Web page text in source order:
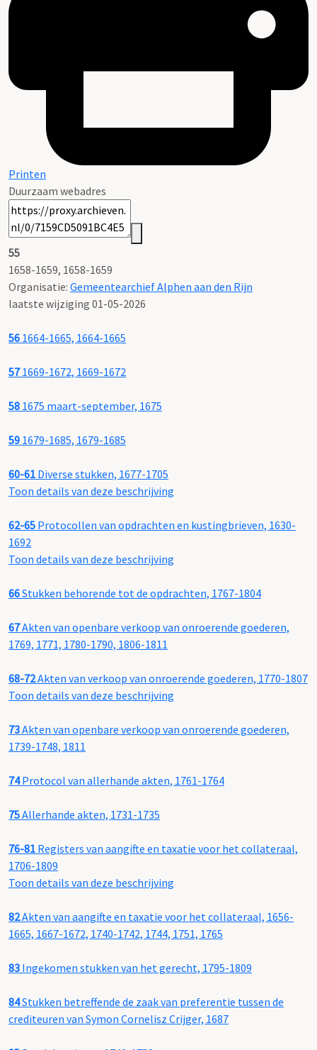
Printen
Duurzaam webadres
55
1658-1659, 1658-1659
Organisatie: Gemeentearchief Alphen aan den Rijn
laatste wijziging 01-05-2026
56 1664-1665, 1664-1665
571669-1672, 1669-1672
58 1675 maart-september, 1675
59 1679-1685, 1679-1685
60-61 Diverse stukken, 1677-1705
Toon details van deze beschrijving
62-65 Protocollen van opdrachten en kustingbrieven, 1630-
1692
Toon details van deze beschrijving
66Stukken behorende tot de opdrachten, 1767-1804
67Akten van openbare verkoop van onroerende goederen,
1769, 1771, 1780-1790, 1806-1811
68-72Akten van verkoop van onroerende goederen, 1770-1807
Toon details van deze beschrijving
73Akten van openbare verkoop van onroerende goederen,
1739-1748, 1811
74Protocol van allerhande akten, 1761-1764
75Allerhande akten, 1731-1735
76-81 Registers van aangifte en taxatie voor het collateraal,
1706-1809
Toon details van deze beschrijving
82Akten van aangifte en taxatie voor het collateraal, 1656-
1665, 1667-1672, 1740-1742, 1744, 1751, 1765
83 Ingekomen stukken van het gerecht, 1795-1809
84Stukken betreffende de zaak van preferentie tussen de
crediteuren van Symon Cornelisz Crijger, 1687